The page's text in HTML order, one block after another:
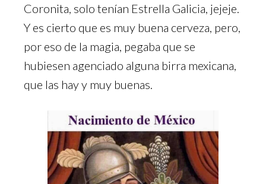
Coronita, solo tenían Estrella Galicia, jejeje.
Y es cierto que es muy buena cerveza, pero,
por eso de la magia, pegaba que se
hubiesen agenciado alguna birra mexicana,
que las hay y muy buenas.